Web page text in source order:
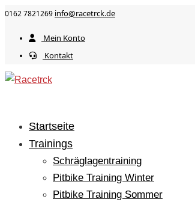
0162 7821269 info@racetrck.de
Mein Konto
Kontakt
Startseite
Trainings
Schräglagentraining
Pitbike Training Winter
Pitbike Training Sommer